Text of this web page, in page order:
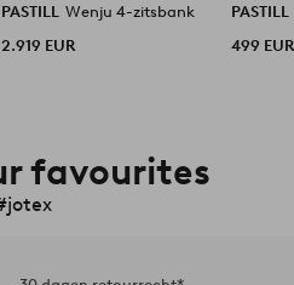
PASTILL
Wenju 4-zitsbank
2.919 EUR
PASTILL
499 EUR
favourites